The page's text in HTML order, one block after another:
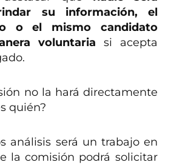
su información, el
o el mismo candidato
voluntaria si acepta
no la hará directamente
quién?
análisis será un trabajo en
la comisión podrá solicitar